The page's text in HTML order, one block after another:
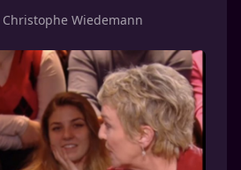
Christophe Wiedemann